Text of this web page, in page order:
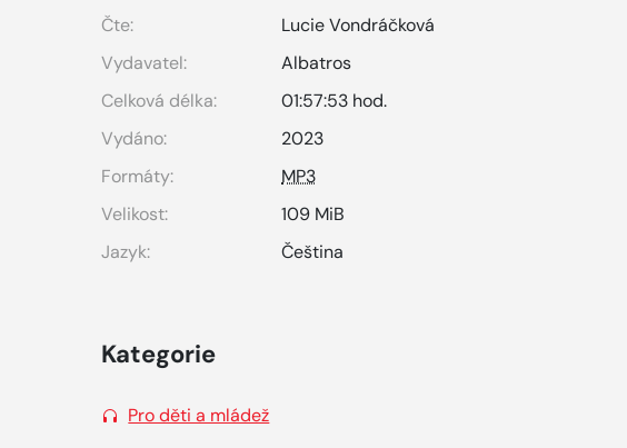
Čte:
Lucie Vondráčková
Vydavatel:
Albatros
Celková délka:
01:57:53 hod.
Vydáno:
2023
Formáty:
MP3
Velikost:
109 MiB
Jazyk:
Čeština
Kategorie
Pro děti a mládež